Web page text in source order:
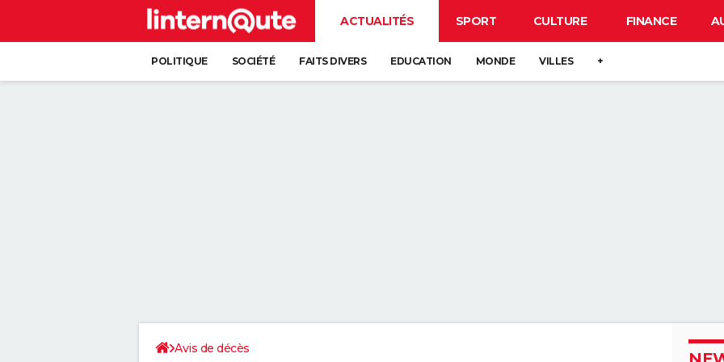
ACTUALITÉS SPORT CULTURE FINANCE
POLITIQUE SOCIÉTÉ FAITS DIVERS EDUCATION MONDE VILLES +
Avis de décès